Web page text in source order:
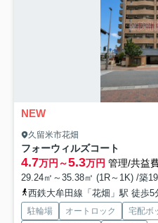
NEW
久留米市花畑
フォーウィルズコート
4.7万円～5.3万円 管理/共益
29.24㎡～35.38㎡ (1R～1K) /築
西鉄大牟田線「花畑」駅 徒歩5
駐輪場 オートロック 宅配ボ